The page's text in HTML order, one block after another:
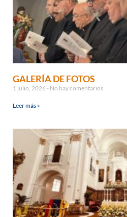
GALERÍA DE FOTOS
1 julio, 2026 No hay comentarios
Leer más »